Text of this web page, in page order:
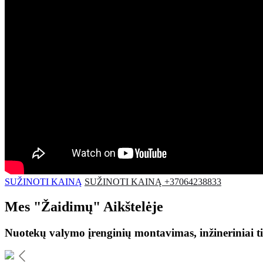
SUŽINOTI KAINĄ SUŽINOTI KAINĄ +37064238833
Mes "Žaidimų" Aikštelėje
Nuotekų valymo įrenginių montavimas, inžineriniai